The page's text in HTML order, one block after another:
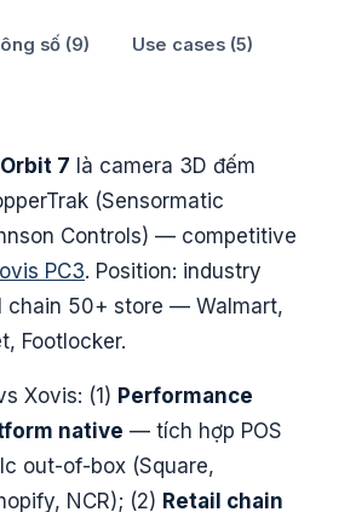
số (9) Use cases (5)
7 là camera 3D đếm
(Sensormatic
Controls) — competitive
PC3. Position: industry
chain 50+ store — Walmart,
Footlocker.
Xovis: (1) Performance
native — tích hợp POS
out-of-box (Square,
NCR); (2) Retail chain